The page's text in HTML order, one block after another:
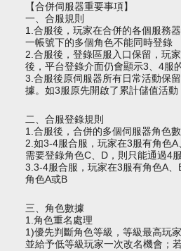
【合併伺服器重要事項】
一、合服規則
1.合服後，玩家在合併的各個服務
一帳號下的多個角色不能同時登錄
2.合服後， 登錄區服入口保留，玩
後，平台登錄介面仍會顯示3、4服
3.合服後原伺服器所有日常活動保
據。如3服原先開啟了累計儲值活
二、合服登錄規則
1.合服後，合併的多個伺服器角色
2.如3-4服合服，玩家在3服有角色
需要登錄角色C、D，則只能通過4
3.3-4服合服，玩家在3服有角色A
角色A或B
三、角色數據
1.角色重名處理
1)優先判斷角色等級，等級最高玩
並給予低等級玩家一次改名機會；